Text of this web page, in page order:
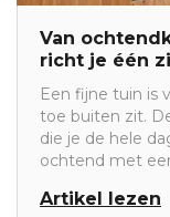
Van
richt je één
Een fijne tuin is
toe buiten zit.
die je de hele
ochtend met
zo'n veelzijdige
Artikel lezen